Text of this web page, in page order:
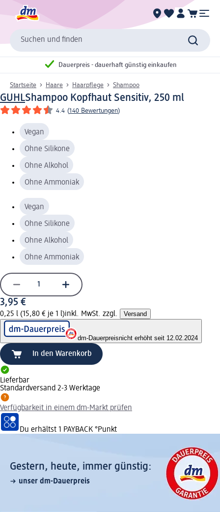
Suchen und finden
Dauerpreis - dauerhaft günstig einkaufen
Startseite Haare Haarpflege Shampoo
GUHLShampoo Kopfhaut Sensitiv, 250 ml
4.4 (140 Bewertungen)
Vegan
Ohne Silikone
Ohne Alkohol
Ohne Ammoniak
Vegan
Ohne Silikone
Ohne Alkohol
Ohne Ammoniak
3,95 €
0,25 l (15,80 € je 1 l)inkl. MwSt. zzgl. Versand
dm-Dauerpreisnicht erhöht seit 12.02.2024
In den Warenkorb
Lieferbar
Standardversand 2-3 Werktage
Verfügbarkeit in einem dm-Markt prüfen
Du erhältst 1 PAYBACK °Punkt
Gestern, heute, immer günstig:
unser dm-Dauerpreis